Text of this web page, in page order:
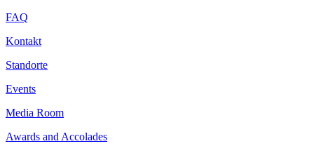
FAQ
Kontakt
Standorte
Events
Media Room
Awards and Accolades